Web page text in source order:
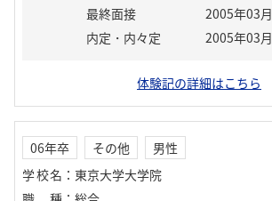
最終面接
2005年03月
内定・内々定
2005年03月
体験記の詳細はこちら
06年卒 その他
男性
学校名 ： 東京大学大学院